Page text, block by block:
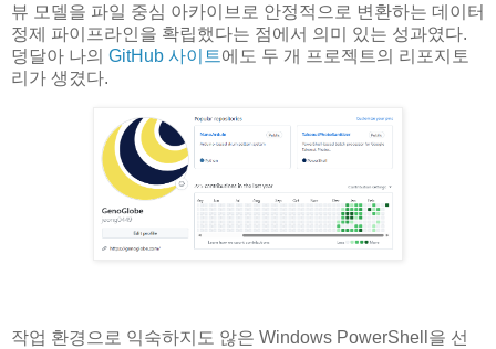
뷰 모델을 파일 중심 아카이브로 안정적으로 변환하는 데이터
정제 파이프라인을 확립했다는 점에서 의미 있는 성과였다.
덩달아 나의 GitHub 사이트에도 두 개 프로젝트의 리포지토
리가 생겼다.
작업 환경으로 익숙하지도 않은 Windows PowerShell을 선